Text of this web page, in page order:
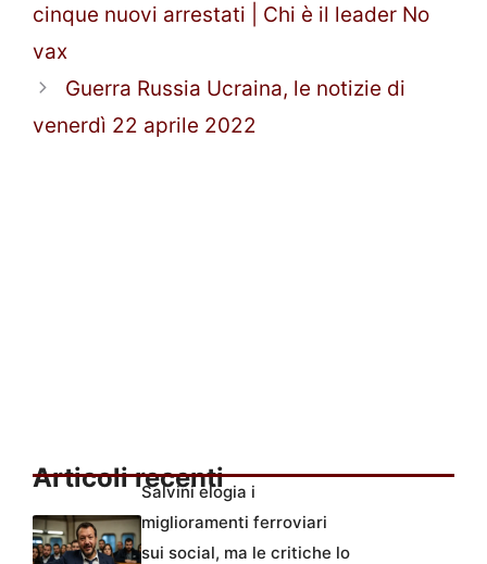
cinque nuovi arrestati | Chi è il leader No
vax
Guerra Russia Ucraina, le notizie di
venerdì 22 aprile 2022
Articoli recenti
Salvini elogia i
miglioramenti ferroviari
sui social, ma le critiche lo